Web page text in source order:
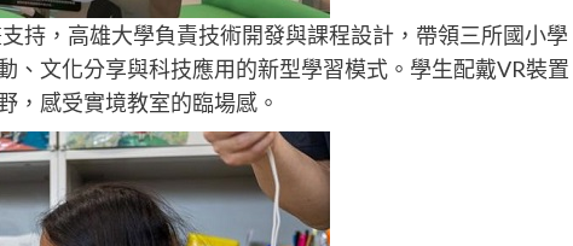
持，高雄大學負責技術開發與課程設計，帶領三所國小學
、文化分享與科技應用的新型學習模式。學生配戴VR裝置
，感受實境教室的臨場感。